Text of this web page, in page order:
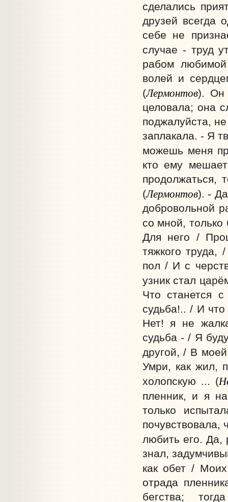
сделались
друзей всегда
себе не
случае - труд
рабом
волей и
(Лермонтов). Он
целовала; она
поджалуйста,
заплакала. - Я
можешь меня
кто ему
продолжаться,
(Лермонтов). -
добровольной
со мной, только
Для него /
тяжкого
пол / И с
узник стал
Что станется
судьба!.. / И
Нет! я не
судьба - / Я
другой, / В
Умри, как жил,
холопскую ... (
пленник, и я
только
почувствовала,
любить его. Да,
знал,
как обет /
отрада
бегства;